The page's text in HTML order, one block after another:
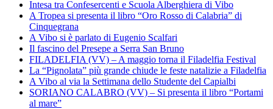
Intesa tra Confesercenti e Scuola Alberghiera di Vibo
A Tropea si presenta il libro “Oro Rosso di Calabria” di
Cinquegrana
A Vibo si è parlato di Eugenio Scalfari
Il fascino del Presepe a Serra San Bruno
FILADELFIA (VV) – A maggio torna il Filadelfia Festival
La “Pignolata” più grande chiude le feste natalizie a Filadelfia
A Vibo al via la Settimana dello Studente del Capialbi
SORIANO CALABRO (VV) – Si presenta il libro “Portami
al mare”